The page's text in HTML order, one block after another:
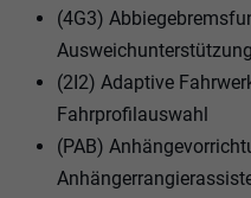
(4G3)
Ausweichunterstützung
(2I2) Adaptive
Fahrprofilauswahl
(PAB)